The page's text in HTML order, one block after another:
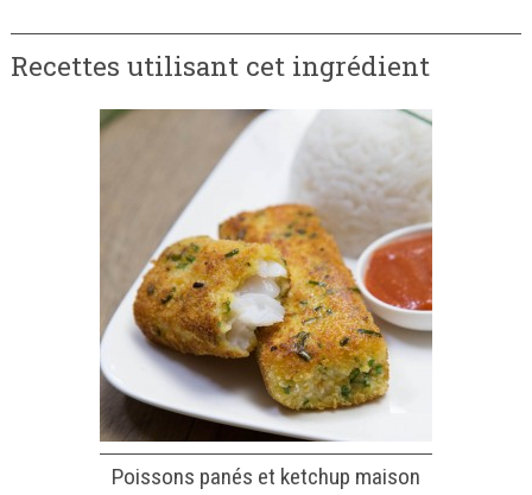
Recettes utilisant cet ingrédient
Poissons panés et ketchup maison